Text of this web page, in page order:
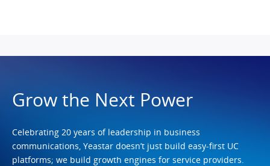
Grow the Next Power
Celebrating 20 years of leadership in business
communications, Yeastar doesn’t just build easy-first UC
platforms; we build growth engines for service providers.